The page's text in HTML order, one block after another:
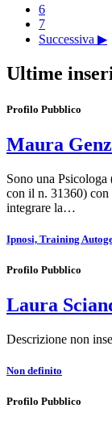
6
7
Successiva ▶
Ultime
Profilo Pubblico
Maura
Sono una
con il n. 31360) con
integrare la…
Ipnosi, Training
Profilo Pubblico
Laura
Descrizione non
Non definito
Profilo Pubblico